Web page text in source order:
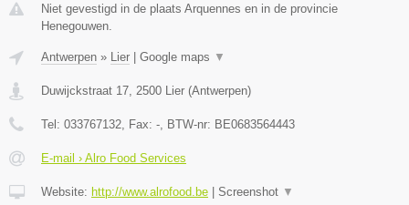
Niet gevestigd in de plaats Arquennes en in de provincie
Henegouwen.
Antwerpen » Lier | Google maps ▼
Duwijckstraat 17 2500 Lier (Antwerpen)
Tel: 033767132 , Fax: - , BTW-nr: BE0683564443
E-mail › Alro Food Services
Website: http://www.alrofood.be | Screenshot ▼